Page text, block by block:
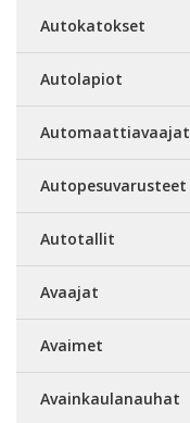
Autokatokset
Autolapiot
Automaattiavaajat
Autopesuvarusteet
Autotallit
Avaajat
Avaimet
Avainkaulanauhat